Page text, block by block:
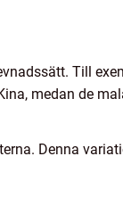
Till
medan de
Denna